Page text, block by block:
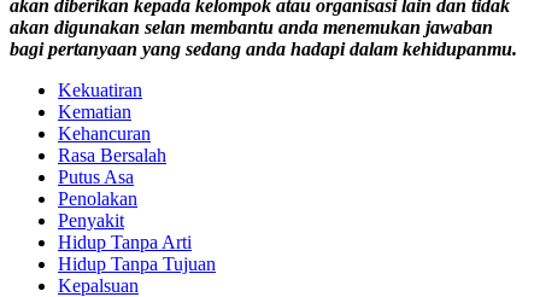
akan diberikan kepada kelompok atau organisasi lain dan tidak
akan digunakan selan membantu anda menemukan jawaban
bagi pertanyaan yang sedang anda hadapi dalam kehidupanmu.
Kekuatiran
Kematian
Kehancuran
Rasa Bersalah
Putus Asa
Penolakan
Penyakit
Hidup Tanpa Arti
Hidup Tanpa Tujuan
Kepalsuan